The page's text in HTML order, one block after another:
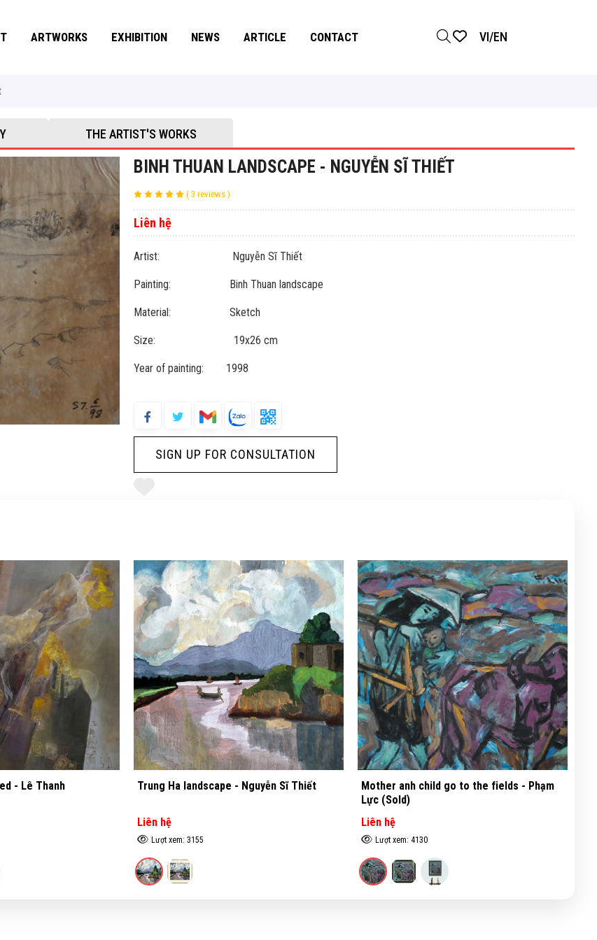
ARTWORKS EXHIBITION NEWS ARTICLE CONTACT VI/EN
THE ARTIST'S WORKS
BINH THUAN LANDSCAPE - NGUYỄN SĨ THIẾT
( 3 reviews )
Liên hệ
Artist: Nguyễn Sĩ Thiết
Painting: Binh Thuan landscape
Material: Sketch
Size: 19x26 cm
Year of painting: 1998
SIGN UP FOR CONSULTATION
- Nguyễn Sĩ Thiết
Mother anh child go to the fields - Phạm
Liên hệ
Lượt xem: 4130
Landscape of Vu Lang Pagoda - Bac Son -
Nguyễn Sĩ Thiết
Liên hệ
Lượt xem: 3083